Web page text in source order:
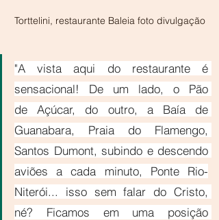
Torttelini, restaurante Baleia foto divulgação
"A vista aqui do restaurante é
sensacional! De um lado, o Pão
de Açúcar, do outro, a Baía de
Guanabara, Praia do Flamengo,
Santos Dumont, subindo e descendo
aviões a cada minuto, Ponte Rio-
Niterói... isso sem falar do Cristo,
né? Ficamos em uma posição